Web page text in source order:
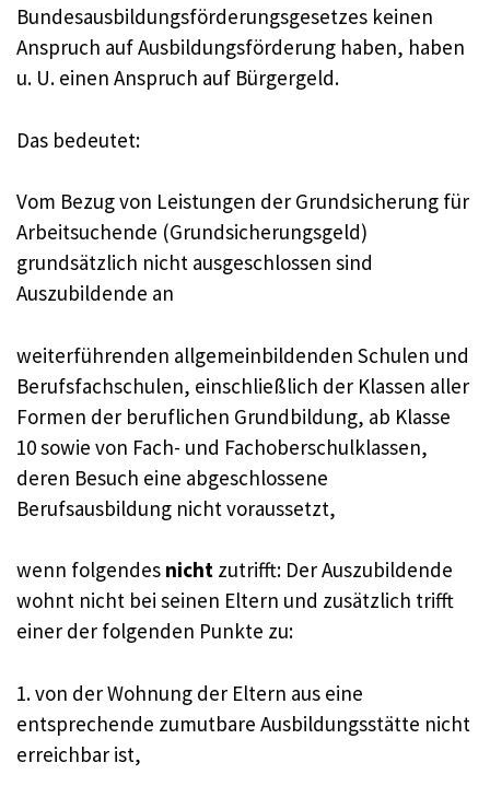
Bundesausbildungsförderungsgesetzes keinen
Anspruch auf Ausbildungsförderung haben, haben
u. U. einen Anspruch auf Bürgergeld.
Das bedeutet:
Vom Bezug von Leistungen der Grundsicherung für
Arbeitsuchende (Grundsicherungsgeld)
grundsätzlich nicht ausgeschlossen sind
Auszubildende an
weiterführenden allgemeinbildenden Schulen und
Berufsfachschulen, einschließlich der Klassen aller
Formen der beruflichen Grundbildung, ab Klasse
10 sowie von Fach- und Fachoberschulklassen,
deren Besuch eine abgeschlossene
Berufsausbildung nicht voraussetzt,
wenn folgendes nicht zutrifft: Der Auszubildende
wohnt nicht bei seinen Eltern und zusätzlich trifft
einer der folgenden Punkte zu:
1. von der Wohnung der Eltern aus eine
entsprechende zumutbare Ausbildungsstätte nicht
erreichbar ist,